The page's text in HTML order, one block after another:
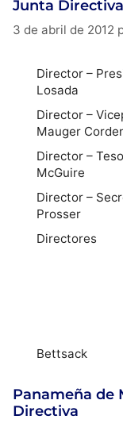
Junta Directiva
3 de abril de 2012
Director –
Losada
Director –
Mauger
Director
McGuire
Director
Prosser
Bettsack
Panameña de
Directiva